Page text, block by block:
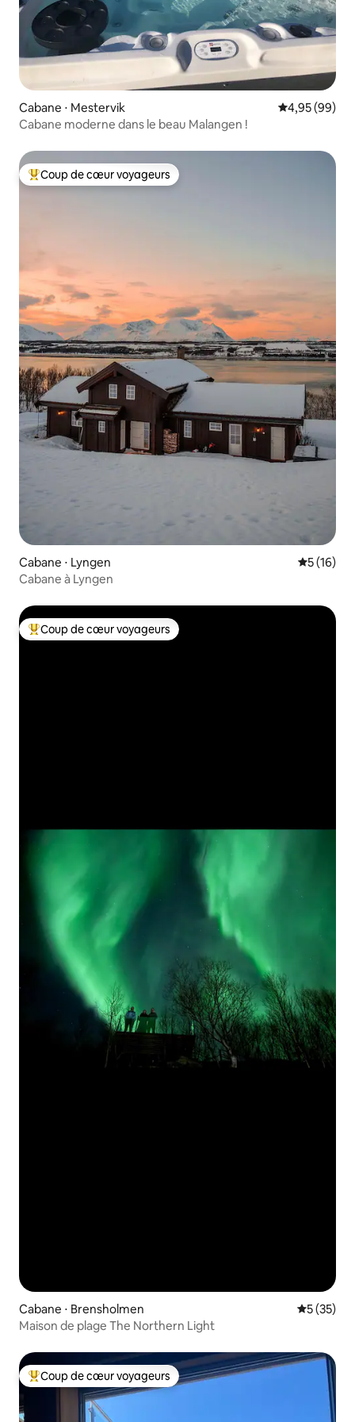
Cabane ⋅ Mestervik Évaluation
4,95 (99)
Cabane moderne dans le beau Malangen !
Coups de cœur voyageurs les plus appréciés
Coup de cœur voyageurs
Cabane ⋅ Lyngen
5 (16)
Cabane à Lyngen
Coups de cœur voyageurs les plus appréciés
Coup de cœur voyageurs
Cabane ⋅ Brensholmen
5 (35)
Maison de plage The Northern Light
Coups de cœur voyageurs les plus appréciés
Coup de cœur voyageurs